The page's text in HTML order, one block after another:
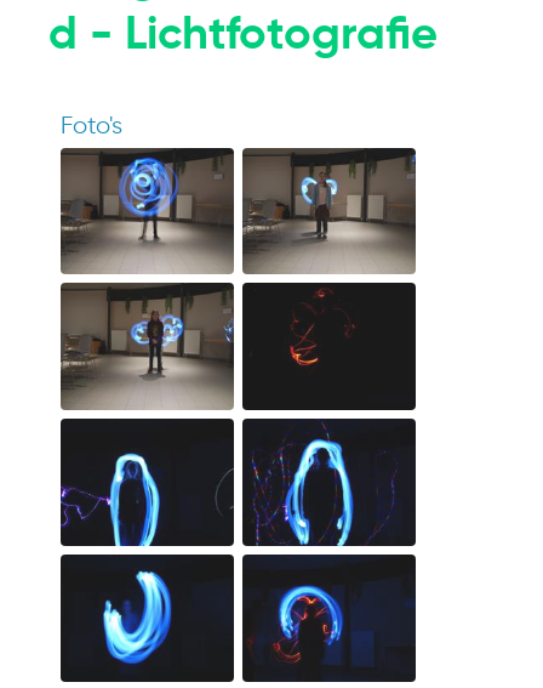
d - Lichtfotografie
Foto's